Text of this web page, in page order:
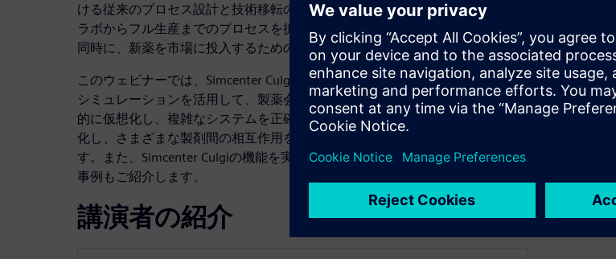
ける従来のプロセス設計と技術移転の手法では、新製品の発売を加速したり、
ラボからフル生産までのプロセスを拡大したりできないことがよくあります。
同時に、新薬を市場に投入するための材料費は高額になりがちです。
このウェビナーでは、Simcenter Culgiソフトウェアがマルチスケール計算化学
シミュレーションを活用して、製薬会社が新しい材料のスクリーニングを効率
的に仮想化し、複雑なシステムを正確にシミュレーションし、製剤開発を迅速
化し、さまざまな製剤間の相互作用を解析する作業を支援する方法を探りま
す。また、Simcenter Culgiの機能を実際の現場で活用するための具体的な顧客
事例もご紹介します。
講演者の紹介